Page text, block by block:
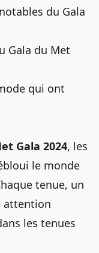
du Gala
Gala du Met
qui ont
Gala 2024, les
le monde
tenue, un
attention
les tenues